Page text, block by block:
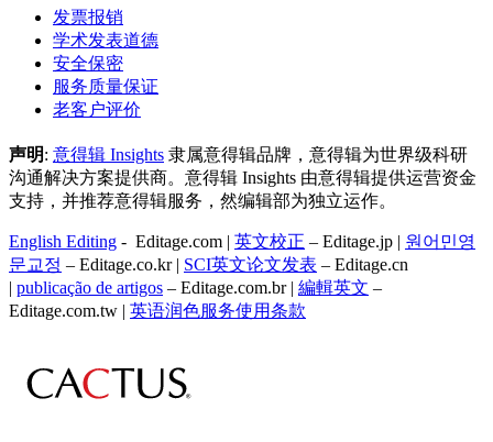
发票报销
学术发表道德
安全保密
服务质量保证
老客户评价
声明: 意得辑 Insights 隶属意得辑品牌，意得辑为世界级科研
沟通解决方案提供商。意得辑 Insights 由意得辑提供运营资金
支持，并推荐意得辑服务，然编辑部为独立运作。
English Editing - Editage.com | 英文校正 – Editage.jp | 원어민영
문교정 – Editage.co.kr | SCI英文论文发表 – Editage.cn
| publicação de artigos – Editage.com.br | 編輯英文 –
Editage.com.tw | 英语润色服务使用条款